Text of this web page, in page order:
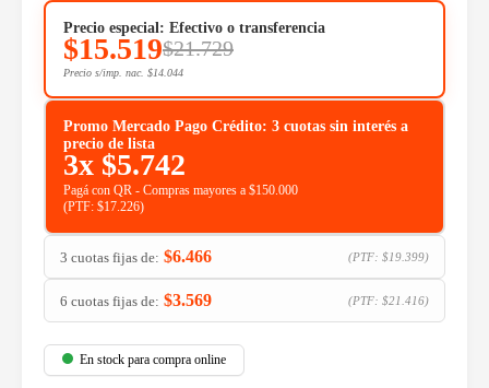
Precio especial: Efectivo o transferencia
$15.519$21.729
Precio s/imp. nac. $14.044
Promo Mercado Pago Crédito: 3 cuotas sin interés a
precio de lista
3x $5.742
Pagá con QR - Compras mayores a $150.000
(PTF: $17.226)
3 cuotas fijas de: $6.466 (PTF: $19.399)
6 cuotas fijas de: $3.569 (PTF: $21.416)
En stock para compra online